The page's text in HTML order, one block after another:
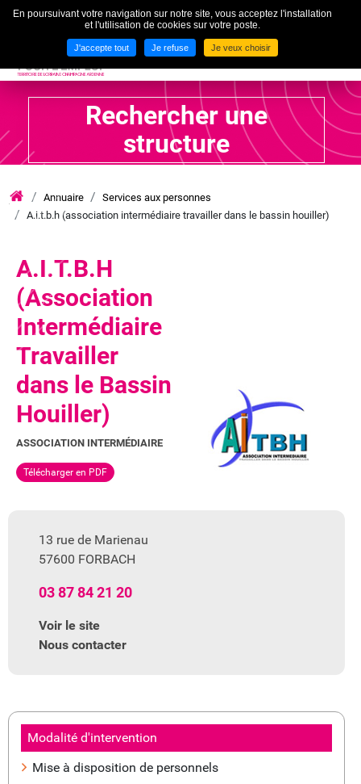
En poursuivant votre navigation sur notre site, vous acceptez l'installation
et l'utilisation de cookies sur votre poste.
J'accepte tout Je refuse Je veux choisir
Rechercher une
structure
iae
grand
Annuaire
Services aux personnes
A.i.t.b.h (association intermédiaire travailler dans le bassin houiller)
A.I.T.B.H
(Association
Intermédiaire
Travailler
dans le Bassin
Houiller)
ASSOCIATION INTERMÉDIAIRE
Télécharger en PDF
13 rue de Marienau
57600 FORBACH
03 87 84 21 20
Voir le site
Nous contacter
Modalité d'intervention
Mise à disposition de personnels